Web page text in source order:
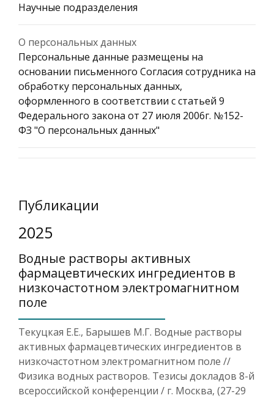
Научные подразделения
О персональных данных
Персональные данные размещены на
основании письменного Согласия сотрудника на
обработку персональных данных,
оформленного в соответствии с статьей 9
Федерального закона от 27 июля 2006г. №152-
ФЗ "О персональных данных"
Публикации
2025
Водные растворы активных
фармацевтических ингредиентов в
низкочастотном электромагнитном
поле
Текуцкая Е.Е., Барышев М.Г. Водные растворы
активных фармацевтических ингредиентов в
низкочастотном электромагнитном поле //
Физика водных растворов. Тезисы докладов 8-й
всероссийской конференции / г. Москва, (27-29